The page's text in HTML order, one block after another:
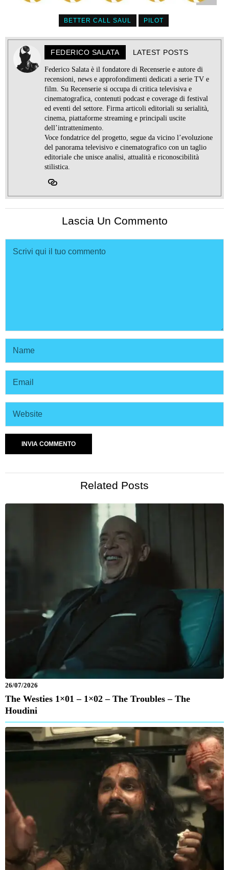
BETTER CALL SAUL PILOT
FEDERICO SALATA LATEST POSTS
Federico Salata è il fondatore di Recenserie e autore di
recensioni, news e approfondimenti dedicati a serie TV e
film. Su Recenserie si occupa di critica televisiva e
cinematografica, contenuti podcast e coverage di festival
ed eventi del settore. Firma articoli editoriali su serialità,
cinema, piattaforme streaming e principali uscite
dell’intrattenimento.
Voce fondatrice del progetto, segue da vicino l’evoluzione
del panorama televisivo e cinematografico con un taglio
editoriale che unisce analisi, attualità e riconoscibilità
stilistica.
Lascia Un Commento
Related Posts
26/07/2026
The Westies 1×01 – 1×02 – The Troubles – The
Houdini